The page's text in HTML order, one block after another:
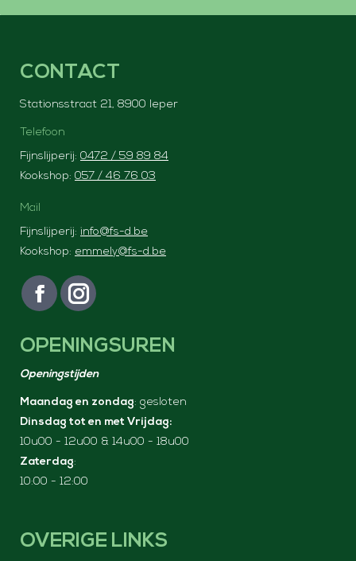
CONTACT
Stationsstraat 21, 8900 Ieper
Telefoon
Fijnslijperij: 0472 / 59 89 84
Kookshop: 057 / 46 76 03
Mail
Fijnslijperij: info@fs-d.be
Kookshop: emmely@fs-d.be
Vind ons op:
F
c
o
o
k
p
a
o
I
g
r
a
p
g
e
OPENINGSUREN
Openingstijden
Maandag en zondag: gesloten
Dinsdag tot en met Vrijdag:
10u00 - 12u00 & 14u00 - 18u00
Zaterdag:
10:00 - 12:00
OVERIGE LINKS